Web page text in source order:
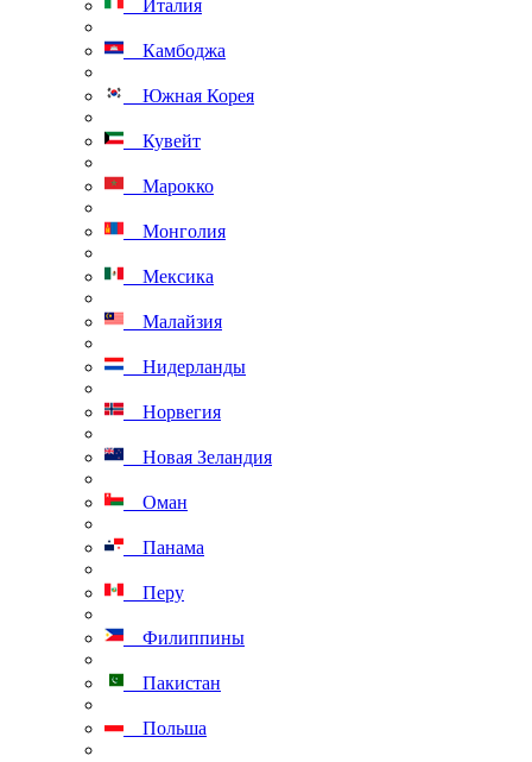
Италия
Камбоджа
Южная Корея
Кувейт
Марокко
Монголия
Мексика
Малайзия
Нидерланды
Норвегия
Новая Зеландия
Оман
Панама
Перу
Филиппины
Пакистан
Польша